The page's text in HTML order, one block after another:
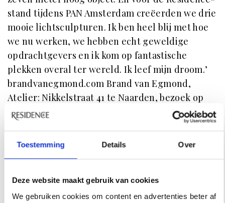
Toestemming Details Over
Deze website maakt gebruik van cookies
We gebruiken cookies om content en advertenties beter af
stand tijdens PAN Amsterdam creëerden we drie
mooie lichtsculpturen. Ik ben heel blij met hoe
we nu werken, we hebben echt geweldige
opdrachtgevers en ik kom op fantastische
plekken overal ter wereld. Ik leef mijn droom.’
brandvanegmond.com Brand van Egmond,
Atelier: Nikkelstraat 41 te Naarden, bezoek op
afspraak.
Kijk voor meer informatie op dewebsite van
Brand van Egmond
Goudsmit